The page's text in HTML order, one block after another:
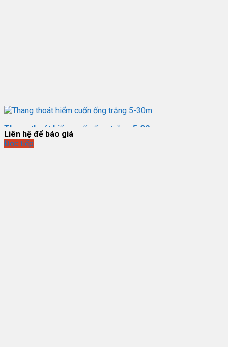
Thang thoát hiểm cuốn ống trắng 5-30m
Liên hệ để báo giá
Đọc tiếp